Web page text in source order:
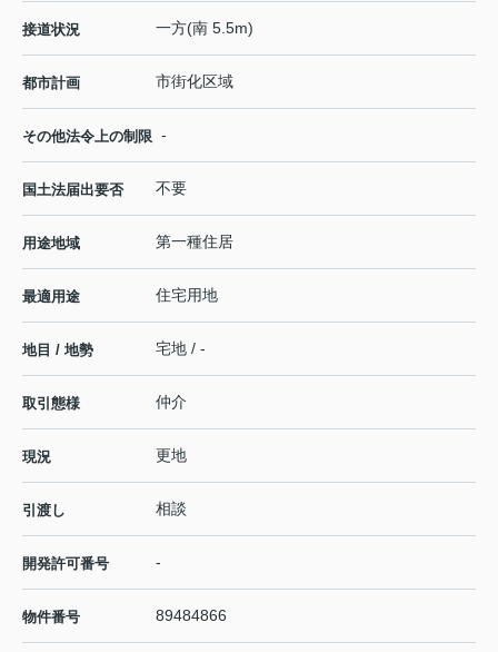
接道状況 一方(南 5.5m)
都市計画 市街化区域
その他法令上の制限 -
国土法届出要否 不要
用途地域 第一種住居
最適用途 住宅用地
地目 / 地勢 宅地 / -
取引態様 仲介
現況 更地
引渡し 相談
開発許可番号 -
物件番号 89484866